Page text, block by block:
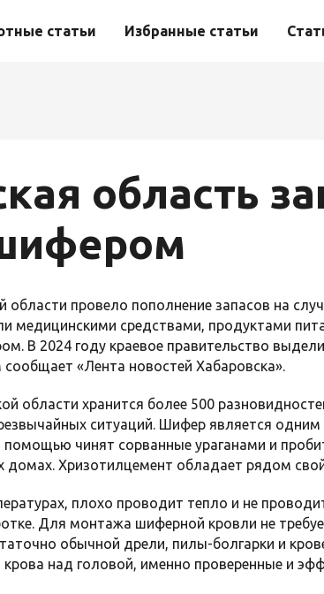
статьи Избранные статьи
область
области провело пополнение запасов на
медицинскими средствами, продуктами
В 2024 году краевое правительство
«Лента новостей Хабаровска».
области хранится более 500
ситуаций. Шифер является
чинят сорванные ураганами и
домах. Хризотилцемент обладает рядом
плохо проводит тепло и не
Для монтажа шиферной кровли не
обычной дрели, пилы-болгарки и
крова над головой, именно проверенные и